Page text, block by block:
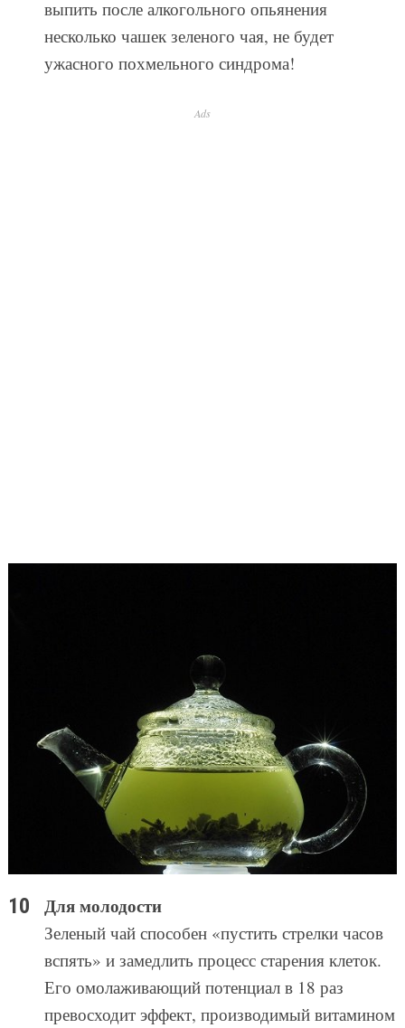
выпить после алкогольного опьянения
несколько чашек зеленого чая, не будет
ужасного похмельного синдрома!
Ads
Для молодости
Зеленый чай способен «пустить стрелки часов
вспять» и замедлить процесс старения клеток.
Его омолаживающий потенциал в 18 раз
превосходит эффект, производимый витамином